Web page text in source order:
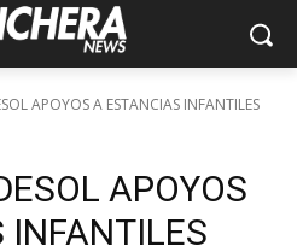
APOYOS A ESTANCIAS INFANTILES
APOYOS